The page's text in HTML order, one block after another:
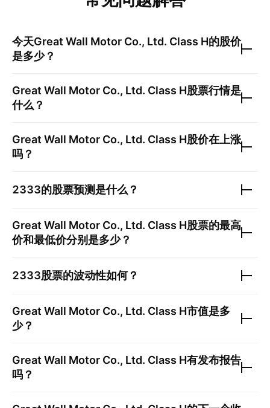
今天Great Wall Motor Co., Ltd. Class H的股价
是多少？
Great Wall Motor Co., Ltd. Class H股票行情是
什么？
Great Wall Motor Co., Ltd. Class H股价在上涨
吗？
2333的股票预测是什么？
Great Wall Motor Co., Ltd. Class H股票的最高
价和最低价分别是多少？
2333股票的波动性如何？
Great Wall Motor Co., Ltd. Class H市值是多
少？
Great Wall Motor Co., Ltd. Class H有发布报告
吗？